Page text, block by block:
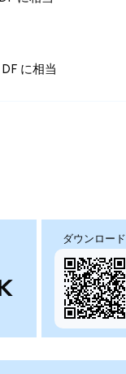
に相当
ダウンロード